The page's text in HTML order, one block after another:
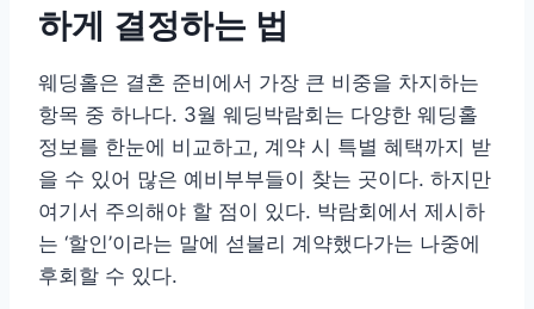
하게 결정하는 법
웨딩홀은 결혼 준비에서 가장 큰 비중을 차지하는
항목 중 하나다. 3월 웨딩박람회는 다양한 웨딩홀
정보를 한눈에 비교하고, 계약 시 특별 혜택까지 받
을 수 있어 많은 예비부부들이 찾는 곳이다. 하지만
여기서 주의해야 할 점이 있다. 박람회에서 제시하
는 ‘할인’이라는 말에 섣불리 계약했다가는 나중에
후회할 수 있다.